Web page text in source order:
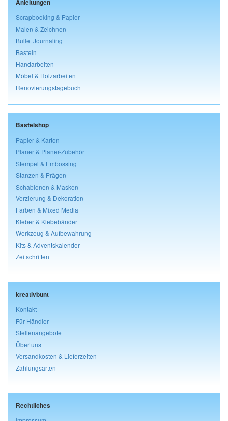
Anleitungen
Scrapbooking & Papier
Malen & Zeichnen
Bullet Journaling
Basteln
Handarbeiten
Möbel & Holzarbeiten
Renovierungstagebuch
Bastelshop
Papier & Karton
Planer & Planer-Zubehör
Stempel & Embossing
Stanzen & Prägen
Schablonen & Masken
Verzierung & Dekoration
Farben & Mixed Media
Kleber & Klebebänder
Werkzeug & Aufbewahrung
Kits & Adventskalender
Zeitschriften
kreativbunt
Kontakt
Für Händler
Stellenangebote
Über uns
Versandkosten & Lieferzeiten
Zahlungsarten
Rechtliches